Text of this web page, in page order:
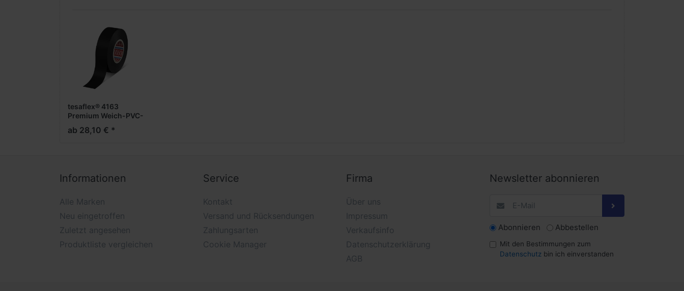
tesaflex® 4163
Premium Weich-PVC-
ab 28,10 € *
Informationen
Alle Marken
Neu eingetroffen
Zuletzt angesehen
Produktliste vergleichen
Service
Kontakt
Versand und Rücksendungen
Zahlungsarten
Cookie Manager
Firma
Über uns
Impressum
Verkaufsinfo
Datenschutzerklärung
AGB
Newsletter abonnieren
Abonnieren Abbestellen
Mit den Bestimmungen zum
Datenschutz bin ich einverstanden